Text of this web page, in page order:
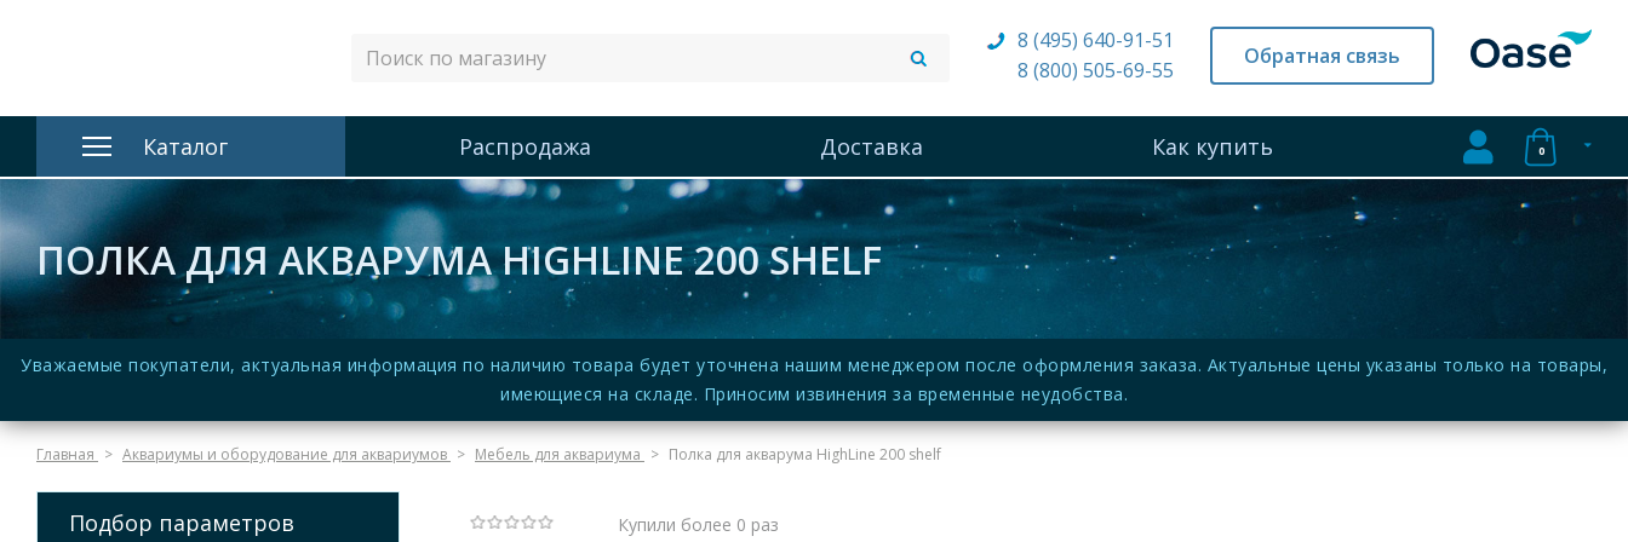
8 (495) 640-91-51
8 (800) 505-69-55
Обратная связь
Каталог Распродажа Доставка Как купить 0
ПОЛКА ДЛЯ АКВАРУМА HIGHLINE 200 SHELF
Уважаемые покупатели, актуальная информация по наличию товара будет уточнена нашим менеджером после оформления заказа. Актуальные цены указаны только на товары,
имеющиеся на складе. Приносим извинения за временные неудобства.
Главная Аквариумы и оборудование для аквариумов Мебель для аквариума Полка для акварума HighLine 200 shelf
Подбор параметров Купили более 0 раз